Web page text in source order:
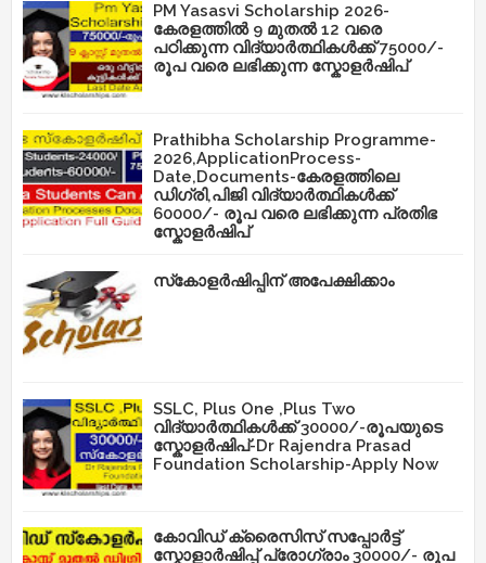
PM Yasasvi Scholarship 2026-
കേരളത്തിൽ 9 മുതൽ 12 വരെ
പഠിക്കുന്ന വിദ്യാർത്ഥികൾക്ക് 75000/-
രൂപ വരെ ലഭിക്കുന്ന സ്കോളർഷിപ്
Prathibha Scholarship Programme-
2026,ApplicationProcess-
Date,Documents-കേരളത്തിലെ
ഡിഗ്രി,പിജി വിദ്യാർത്ഥികൾക്ക്
60000/- രൂപ വരെ ലഭിക്കുന്ന പ്രതിഭ
സ്കോളർഷിപ്
സ്‌കോളർഷിപ്പിന് അപേക്ഷിക്കാം
SSLC, Plus One ,Plus Two
വിദ്യാർത്ഥികൾക്ക് 30000/-രൂപയുടെ
സ്കോളർഷിപ്-Dr Rajendra Prasad
Foundation Scholarship-Apply Now
കോവിഡ് ക്രൈസിസ് സപ്പോർട്ട്
സ്കോളാർഷിപ്പ് പ്രോഗ്രാം 30000/- രൂപ